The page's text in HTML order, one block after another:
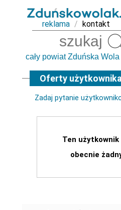
reklama / kontakt
Oferty
Zadaj pytanie
Ten
obecnie